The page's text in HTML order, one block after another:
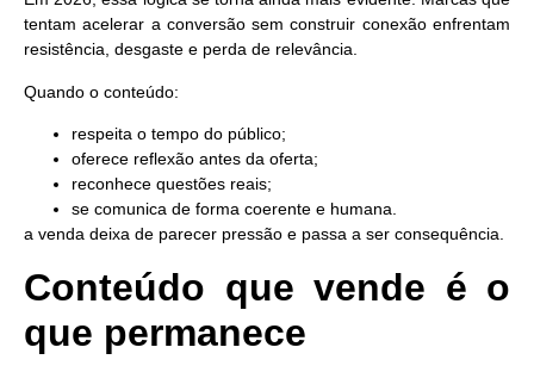
tentam acelerar a conversão sem construir conexão enfrentam
resistência, desgaste e perda de relevância.
Quando o conteúdo:
respeita o tempo do público;
oferece reflexão antes da oferta;
reconhece questões reais;
se comunica de forma coerente e humana.
a venda deixa de parecer pressão e passa a ser consequência.
Conteúdo que vende é o
que permanece